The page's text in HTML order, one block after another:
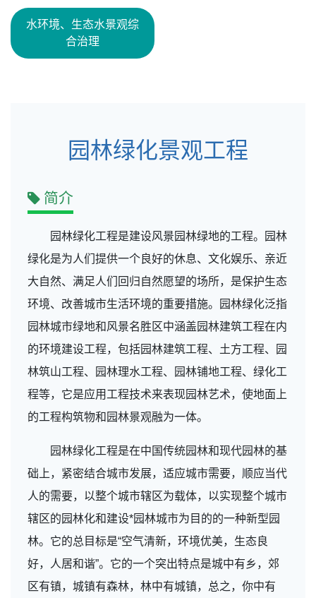
水环境、生态水景观综
合治理
园林绿化景观工程
简介
园林绿化工程是建设风景园林绿地的工程。园林
绿化是为人们提供一个良好的休息、文化娱乐、亲近
大自然、满足人们回归自然愿望的场所，是保护生态
环境、改善城市生活环境的重要措施。园林绿化泛指
园林城市绿地和风景名胜区中涵盖园林建筑工程在内
的环境建设工程，包括园林建筑工程、土方工程、园
林筑山工程、园林理水工程、园林铺地工程、绿化工
程等，它是应用工程技术来表现园林艺术，使地面上
的工程构筑物和园林景观融为一体。
园林绿化工程是在中国传统园林和现代园林的基
础上，紧密结合城市发展，适应城市需要，顺应当代
人的需要，以整个城市辖区为载体，以实现整个城市
辖区的园林化和建设*园林城市为目的的一种新型园
林。它的总目标是“空气清新，环境优美，生态良
好，人居和谐”。它的一个突出特点是城中有乡，郊
区有镇，城镇有森林，林中有城镇，总之，你中有